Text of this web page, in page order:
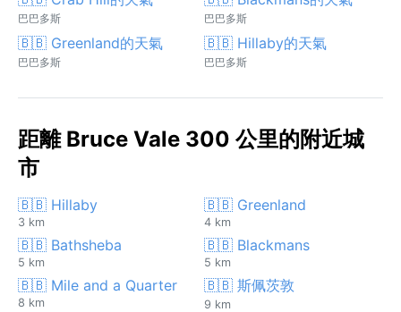
巴巴多斯 巴巴多斯
🇧🇧 Greenland的天氣
巴巴多斯
🇧🇧 Hillaby的天氣
巴巴多斯
距離 Bruce Vale 300 公里的附近城
市
🇧🇧 Hillaby
3 km
🇧🇧 Greenland
4 km
🇧🇧 Bathsheba
5 km
🇧🇧 Blackmans
5 km
🇧🇧 Mile and a Quarter
8 km
🇧🇧 斯佩茨敦
9 km